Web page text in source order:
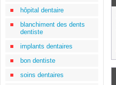
hôpital dentaire
blanchiment des dents
dentiste
implants dentaires
bon dentiste
soins dentaires